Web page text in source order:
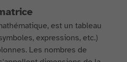
est un tableau
expressions, etc.)
Les nombres de